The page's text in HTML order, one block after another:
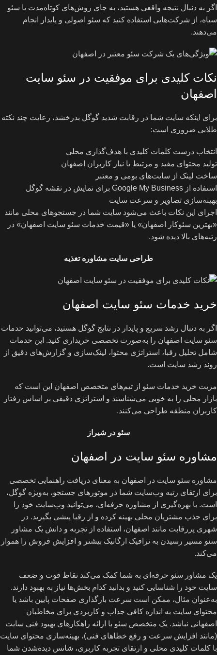
اگر به دنبال نتیجه واقعی هستید، به جای روش‌های کوتاه‌مدت یا سئو
سیاه، از شرکت‌هایی استفاده کنید که سئو اصولی و پایدار انجام
می‌دهند.
نکات کلیدی برای موفقیت در سئو سایت
اصفهان
برای اینکه سایت شما در رقابت شدید گوگل بدرخشد، رعایت چند نکته
طلایی ضروری است:
انتخاب درست کلمات کلیدی با هدف‌گذاری محلی
تولید محتوای مفید و مرتبط با نیاز کاربران اصفهان
ساخت لینک از سایت‌های بومی و معتبر
استفاده از Google My Business برای نمایش در نقشه گوگل
بهینه‌سازی تصاویر و سرعت سایت
اجرای این نکات باعث می‌شود سایت شما در جستجوهای محلی مانند
«بهترین سئوکار اصفهان» یا «قیمت خدمات سئو سایت اصفهان» در
رتبه‌های بالا دیده شود.
طراحی سایت مشاوره تغذیه
خرید خدمات سئو سایت اصفهان
اگر به دنبال رشد سریع و پایدار در نتایج گوگل هستید، می‌توانید خدمات
سئو سایت اصفهان را به‌صورت تخصصی خریداری کنید. این خدمات
شامل تحلیل رقبا، استراتژی محتوا، لینک‌سازی و گزارش‌های دقیق از
روند رشد سایت است.
مزیت خرید خدمات سئو از تیم‌های متخصص اصفهان این است که
بازار محلی را به خوبی می‌شناسند و استراتژی دقیقی بر اساس رفتار
کاربران منطقه طراحی می‌کنند.
سئو در شیراز
مشاوره سئو سایت در اصفهان
مشاوره سئو سایت در اصفهان به معنای دریافت راهنمایی تخصصی
برای ارتقای رتبه وب‌سایت شما در موتورهای جستجو، به‌ویژه گوگل،
است. با بهره‌گیری از مشاوره حرفه‌ای، می‌توانید وب‌سایت خود را
برای جذب مشتریان محلی بهینه کرده و از رقبا پیشی بگیرید. در
شهری پررقابت مانند اصفهان، استفاده از تجربه و دانش یک مشاور
سئو مسیر رسیدن به ترافیک ارگانیک بیشتر و افزایش فروش را هموار
می‌کند.
یک مشاور سئو حرفه‌ای به شما کمک می‌کند نقاط قوت و ضعف
سایت خود را شناسایی کنید و بدانید کدام بخش‌ها نیاز به بهبود دارند.
به‌عنوان مثال، ممکن است سرعت بارگذاری صفحات پایین باشد یا
محتوای سایت به اندازه کافی جذاب و کاربردی برای مخاطبان
اصفهانی نباشد. یک متخصص سئو با ارائه راهکارهای بهبود فنی سایت
(مانند افزایش سرعت و رفع خطاهای فنی)، بهینه‌سازی محتوای سایت
با کلمات کلیدی محلی و ارتقای تجربه کاربری، شانس دیده‌شدن شما